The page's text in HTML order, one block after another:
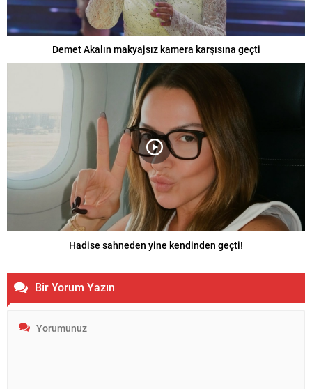
Demet Akalın makyajsız kamera karşısına geçti
Hadise sahneden yine kendinden geçti!
Bir Yorum Yazın